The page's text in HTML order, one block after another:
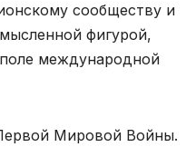
сообществу и
фигурой,
международной
Мировой Войны.